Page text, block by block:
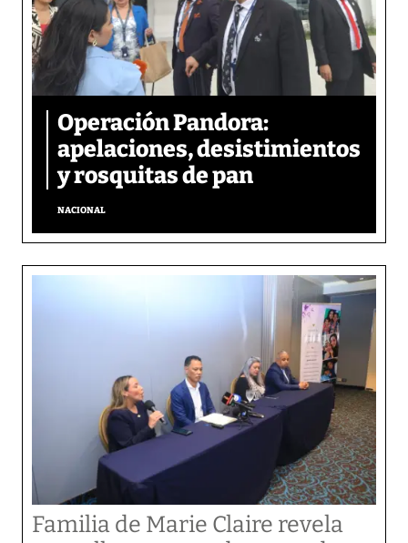
Operación Pandora:
apelaciones, desistimientos
y rosquitas de pan
NACIONAL
Familia de Marie Claire revela